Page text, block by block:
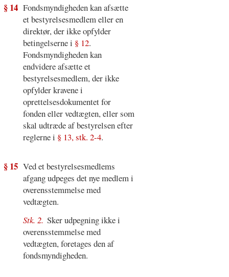
§ 14 Fondsmyndigheden kan afsætte
et bestyrelsesmedlem eller en
direktør, der ikke opfylder
betingelserne i § 12.
Fondsmyndigheden kan
endvidere afsætte et
bestyrelsesmedlem, der ikke
opfylder kravene i
oprettelsesdokumentet for
fonden eller vedtægten, eller som
skal udtræde af bestyrelsen efter
reglerne i § 13, stk. 2-4.
§ 15 Ved et bestyrelsesmedlems
afgang udpeges det nye medlem i
overensstemmelse med
vedtægten.
Stk. 2. Sker udpegning ikke i
overensstemmelse med
vedtægten, foretages den af
fondsmyndigheden.